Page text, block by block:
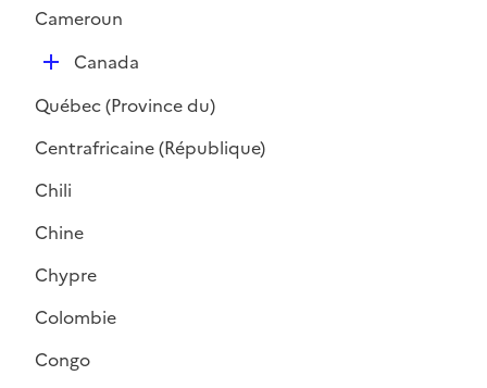
Cameroun
D
p
l
e
Canada
Québec (Province du)
Centrafricaine (République)
Chili
Chine
Chypre
Colombie
Congo